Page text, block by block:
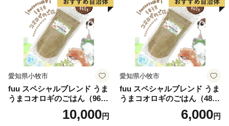
愛知県小牧市
fuu スペシャルブレンド うま
うまコオロギのごはん（960
10,000円
愛知県小牧市
fuu スペシャルブレンド うま
うまコオロギのごはん（480
6,000円